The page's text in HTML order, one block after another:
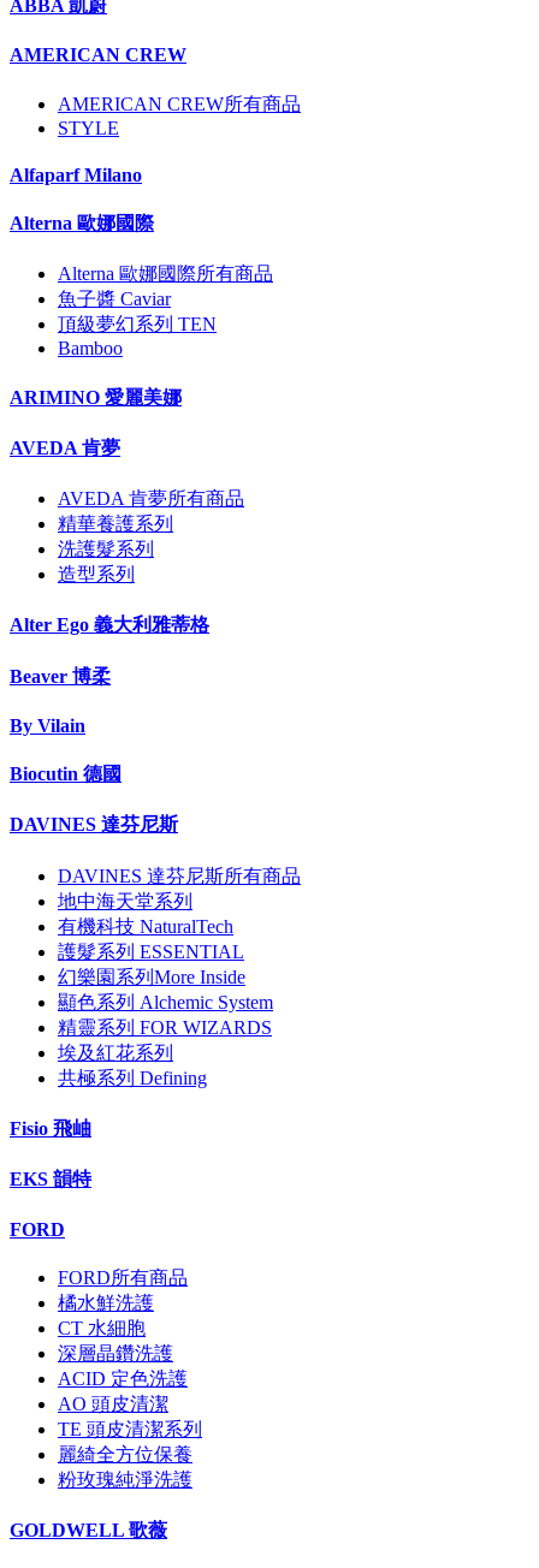
ABBA 凱蔚
AMERICAN CREW
AMERICAN CREW所有商品
STYLE
Alfaparf Milano
Alterna 歐娜國際
Alterna 歐娜國際所有商品
魚子醬 Caviar
頂級夢幻系列 TEN
Bamboo
ARIMINO 愛麗美娜
AVEDA 肯夢
AVEDA 肯夢所有商品
精華養護系列
洗護髮系列
造型系列
Alter Ego 義大利雅蒂格
Beaver 博柔
By Vilain
Biocutin 德國
DAVINES 達芬尼斯
DAVINES 達芬尼斯所有商品
地中海天堂系列
有機科技 NaturalTech
護髮系列 ESSENTIAL
幻樂園系列More Inside
顯色系列 Alchemic System
精靈系列 FOR WIZARDS
埃及紅花系列
共極系列 Defining
Fisio 飛岫
EKS 韻特
FORD
FORD所有商品
橘水鮮洗護
CT 水細胞
深層晶鑽洗護
ACID 定色洗護
AO 頭皮清潔
TE 頭皮清潔系列
麗綺全方位保養
粉玫瑰純淨洗護
GOLDWELL 歌薇